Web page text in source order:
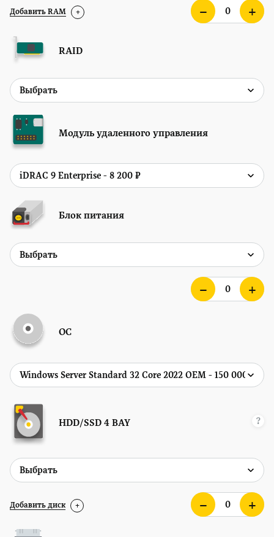
Добавить RAM +
RAID
Модуль удаленного управления
Блок питания
ОС
HDD/SSD 4 BAY ?
Добавить диск +